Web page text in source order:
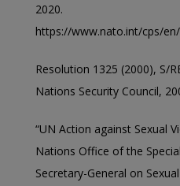
2020.
https://www.nato.int/cps/
Resolution 1325 (2000), S/
Nations Security Council,
“UN Action against Sexual
Nations Office of the
Secretary-General on